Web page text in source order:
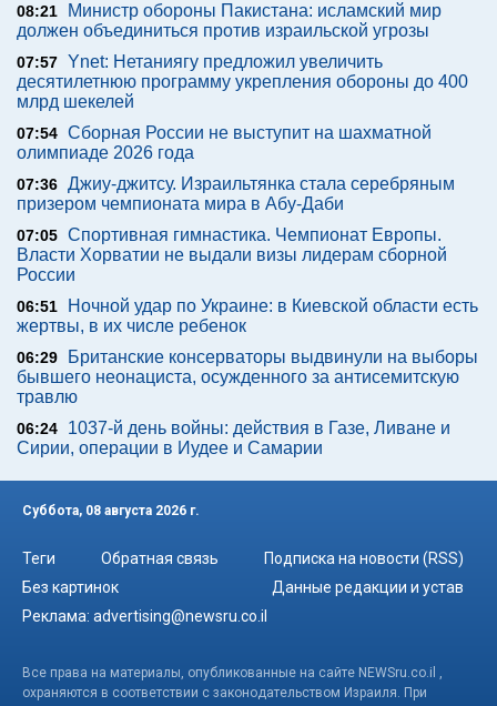
08:21
Министр обороны Пакистана: исламский мир
должен объединиться против израильской угрозы
07:57 Ynet: Нетаниягу предложил увеличить
десятилетнюю программу укрепления обороны до 400
млрд шекелей
07:54 Сборная России не выступит на шахматной
олимпиаде 2026 года
07:36 Джиу-джитсу. Израильтянка стала серебряным
призером чемпионата мира в Абу-Даби
07:05 Спортивная гимнастика. Чемпионат Европы.
Власти Хорватии не выдали визы лидерам сборной
России
06:51
Ночной удар по Украине: в Киевской области есть
жертвы, в их числе ребенок
06:29
Британские консерваторы выдвинули на выборы
бывшего неонациста, осужденного за антисемитскую
травлю
06:24
1037-й день войны: действия в Газе, Ливане и
Сирии, операции в Иудее и Самарии
Суббота, 08 августа 2026 г.
Теги Обратная связь
Подписка на новости (RSS)
Без картинок
Данные редакции и устав
Реклама: advertising@newsru.co.il
Все права на материалы, опубликованные на сайте NEWSru.co.il ,
охраняются в соответствии с законодательством Израиля. При